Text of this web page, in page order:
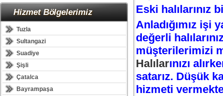
Hizmet Bölgelerimiz
Tuzla
Sultangazi
Suadiye
Şişli
Çatalca
Bayrampaşa
Eski halılarınız
Anladığımız işi
değerli
müşterilerimizi
Halılarınızı
satarız. Düşük
hizmeti